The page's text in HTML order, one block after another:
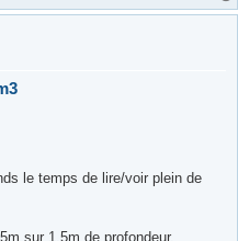
le temps de lire/voir plein de
sur 1,5m de profondeur.